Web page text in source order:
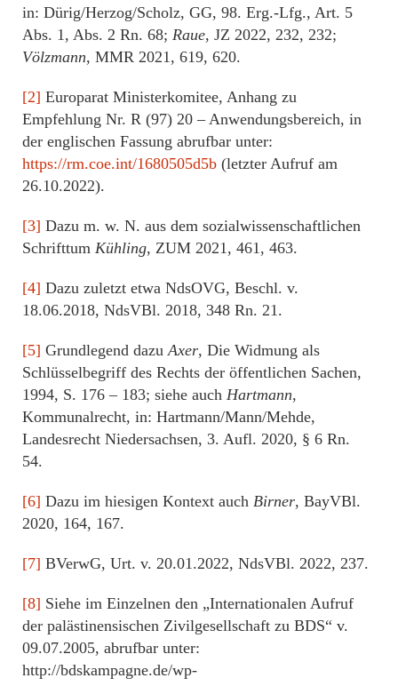
in: Dürig/Herzog/Scholz, GG, 98. Erg.-Lfg., Art. 5
Abs. 1, Abs. 2 Rn. 68; Raue, JZ 2022, 232, 232;
Völzmann, MMR 2021, 619, 620.
[2] Europarat Ministerkomitee, Anhang zu
Empfehlung Nr. R (97) 20 – Anwendungsbereich, in
der englischen Fassung abrufbar unter:
https://rm.coe.int/1680505d5b (letzter Aufruf am
26.10.2022).
[3] Dazu m. w. N. aus dem sozialwissenschaftlichen
Schrifttum Kühling, ZUM 2021, 461, 463.
[4] Dazu zuletzt etwa NdsOVG, Beschl. v.
18.06.2018, NdsVBl. 2018, 348 Rn. 21.
[5] Grundlegend dazu Axer, Die Widmung als
Schlüsselbegriff des Rechts der öffentlichen Sachen,
1994, S. 176 – 183; siehe auch Hartmann,
Kommunalrecht, in: Hartmann/Mann/Mehde,
Landesrecht Niedersachsen, 3. Aufl. 2020, § 6 Rn.
54.
[6] Dazu im hiesigen Kontext auch Birner, BayVBl.
2020, 164, 167.
[7] BVerwG, Urt. v. 20.01.2022, NdsVBl. 2022, 237.
[8] Siehe im Einzelnen den „Internationalen Aufruf
der palästinensischen Zivilgesellschaft zu BDS“ v.
09.07.2005, abrufbar unter:
http://bdskampagne.de/wp-